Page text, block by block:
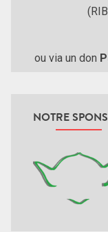
ou via un don
NOTRE